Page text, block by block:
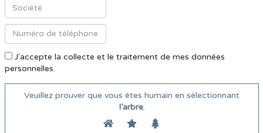
J'accepte la collecte et le traitement de mes données
personnelles.
Veuillez prouver que vous êtes humain en sélectionnant
l’arbre.